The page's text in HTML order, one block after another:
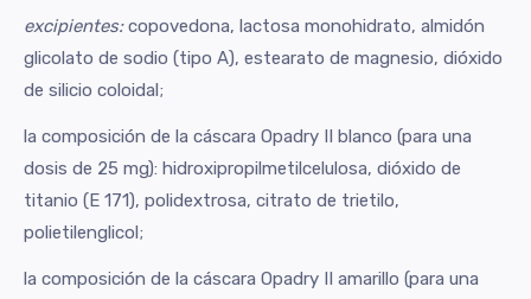
excipientes:copovedona, lactosa monohidrato, almidón
glicolato de sodio (tipo A), estearato de magnesio, dióxido
de silicio coloidal;
la composición de la cáscara Opadry II blanco (para una
dosis de 25 mg): hidroxipropilmetilcelulosa, dióxido de
titanio (E 171), polidextrosa, citrato de trietilo,
polietilenglicol;
la composición de la cáscara Opadry II amarillo (para una